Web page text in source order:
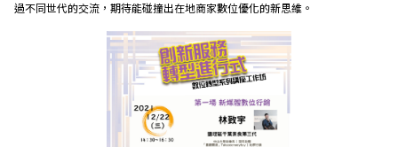
過不同世代的交流，期待能碰撞出在地商家數位優化的新思維。